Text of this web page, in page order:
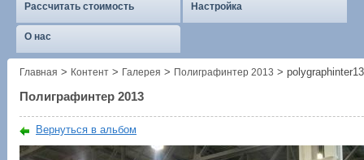
Рассчитать стоимость Настройка
О нас
Главная > Контент > Галерея > Полиграфинтер 2013 >
Полиграфинтер 2013
Вернуться в альбом